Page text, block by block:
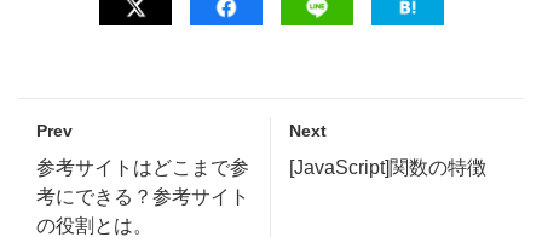
Prev
参考サイトはどこまで参
考にできる？参考サイト
の役割とは。
Next
[JavaScript]関数の特徴